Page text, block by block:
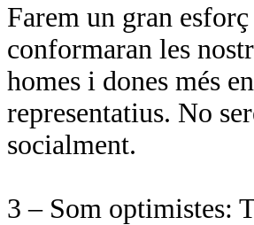
Farem un gran
conformaran les
homes i dones més
representatius. No
socialment.
3 – Som optimistes: